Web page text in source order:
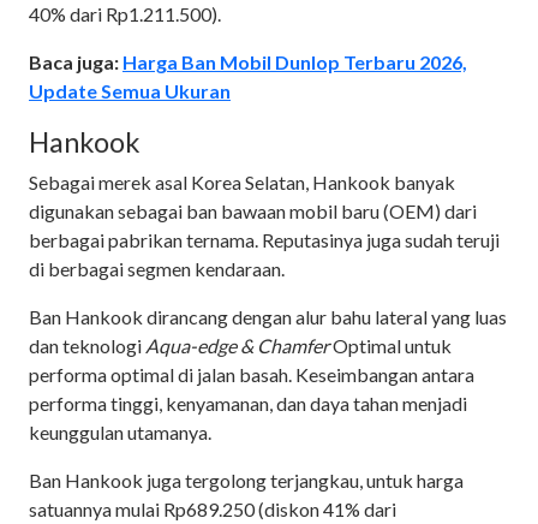
40% dari Rp1.211.500).
Baca juga: Harga Ban Mobil Dunlop Terbaru 2026,
Update Semua Ukuran
Hankook
Sebagai merek asal Korea Selatan, Hankook banyak
digunakan sebagai ban bawaan mobil baru (OEM) dari
berbagai pabrikan ternama. Reputasinya juga sudah teruji
di berbagai segmen kendaraan.
Ban Hankook dirancang dengan alur bahu lateral yang luas
dan teknologi Aqua-edge & ChamferOptimal untuk
performa optimal di jalan basah. Keseimbangan antara
performa tinggi, kenyamanan, dan daya tahan menjadi
keunggulan utamanya.
Ban Hankook juga tergolong terjangkau, untuk harga
satuannya mulai Rp689.250 (diskon 41% dari